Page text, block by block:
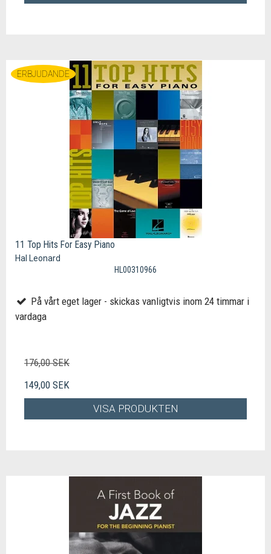
ERBJUDANDE
11 Top Hits For Easy Piano
Hal Leonard
HL00310966
På vårt eget lager - skickas vanligtvis inom 24 timmar i
vardaga
176,00 SEK
149,00 SEK
VISA PRODUKTEN